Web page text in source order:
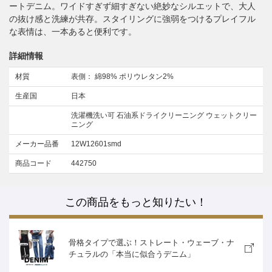
ートデニム。ワイドすぎず細すぎない絶妙なシルエットで、大人
の抜け感と洗練が共存。スタイリングに強弱をつけるプレイフル
な表情は、一本あると便利です。
詳細情報
材質 表側： 綿98% ポリウレタン2%
生産国 日本
洗濯機洗い可 石油系ドライクリーニング ウェットクリー
ニング
メーカー品番 12W12601smd
商品コード 442750
この商品をもっと知りたい！
骨格タイプで選ぶ！ストレート・ウェーブ・ナ
チュラルの「本当に似合うデニム」